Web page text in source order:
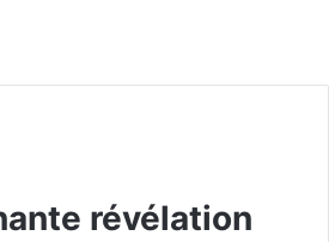
révélation